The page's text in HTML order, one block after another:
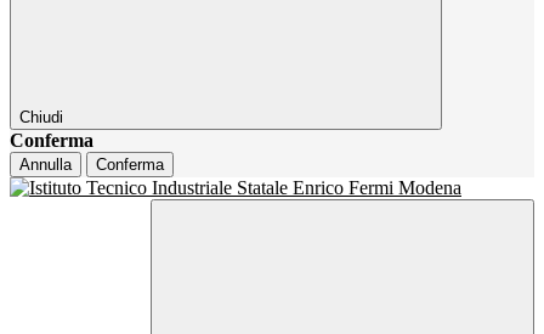
Chiudi
Conferma
Annulla Conferma